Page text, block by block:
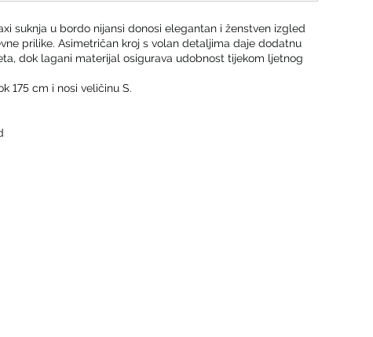
suknja u bordo nijansi donosi elegantan i ženstven izgled
prilike. Asimetričan kroj s volan detaljima daje dodatnu
dok lagani materijal osigurava udobnost tijekom ljetnog
175 cm i nosi veličinu S.